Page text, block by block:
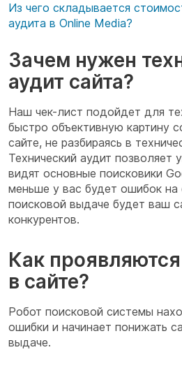
Из чего складывается
аудита в Online Media?
Зачем нужен
аудит сайта?
Наш чек-лист подойдет для
быстро объективную картину
сайте, не разбираясь в
Технический аудит позволяет
видят основные поисковики
меньше у вас будет ошибок
поисковой выдаче будет ваш
конкурентов.
Как
в сайте?
Робот поисковой системы
ошибки и начинает понижать
выдаче.